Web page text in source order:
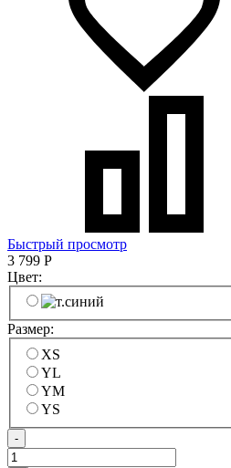
Быстрый просмотр
3 799 Р
Цвет:
Размер:
XS
YL
YM
YS
-